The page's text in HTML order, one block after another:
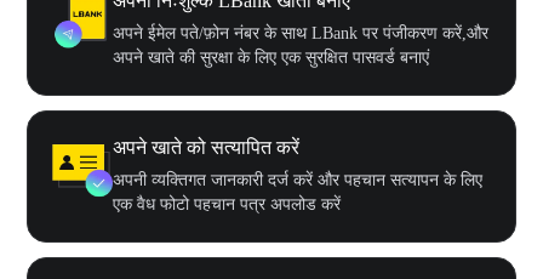
अपने ईमेल पते/फ़ोन नंबर के साथ LBank पर पंजीकरण करें,और
अपने खाते की सुरक्षा के लिए एक सुरक्षित पासवर्ड बनाएं
अपने खाते को सत्यापित करें
अपनी व्यक्तिगत जानकारी दर्ज करें और पहचान सत्यापन के लिए
एक वैध फोटो पहचान पत्र अपलोड करें